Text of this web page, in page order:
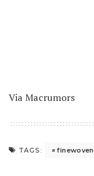
Via Macrumors
TAGS: finewoven